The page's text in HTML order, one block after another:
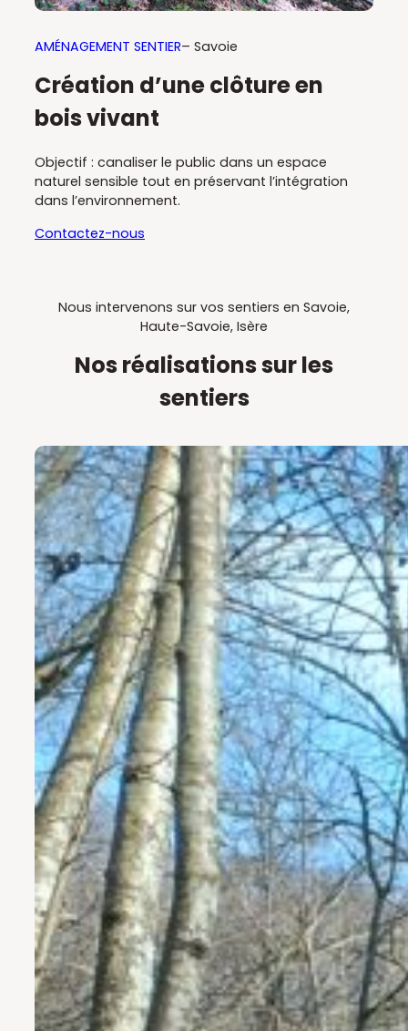
AMÉNAGEMENT SENTIER– Savoie
Création d’une clôture en
bois vivant
Objectif : canaliser le public dans un espace
naturel sensible tout en préservant l’intégration
dans l’environnement.
Contactez-nous
Nous intervenons sur vos sentiers en Savoie,
Haute-Savoie, Isère
Nos réalisations sur les
sentiers